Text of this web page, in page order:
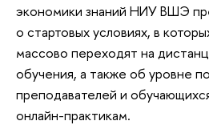
экономики знаний НИУ ВШЭ
о стартовых условиях, в
массово переходят на
обучения, а также об уровне
преподавателей и
онлайн-практикам.